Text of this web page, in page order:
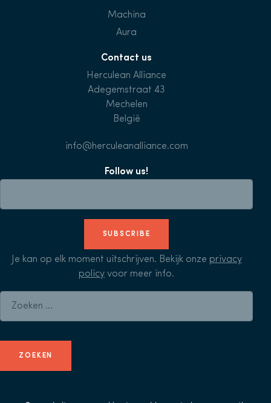
Machina
Aura
Contact us
Herculean Alliance
Adegemstraat 43
Mechelen
België
info@herculeanalliance.com
Follow us!
SUBSCRIBE
Je kan op elk moment uitschrijven. Bekijk onze privacy
policy voor meer info.